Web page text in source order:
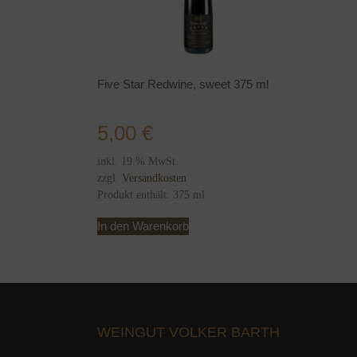
Five Star Redwine, sweet 375 ml
5,00 €
inkl. 19 % MwSt.
zzgl. Versandkosten
Produkt enthält: 375 ml
In den Warenkorb
WEINGUT VOLKER BARTH